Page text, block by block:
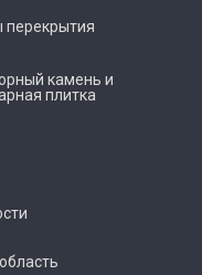
перекрытия
камень и
плитка